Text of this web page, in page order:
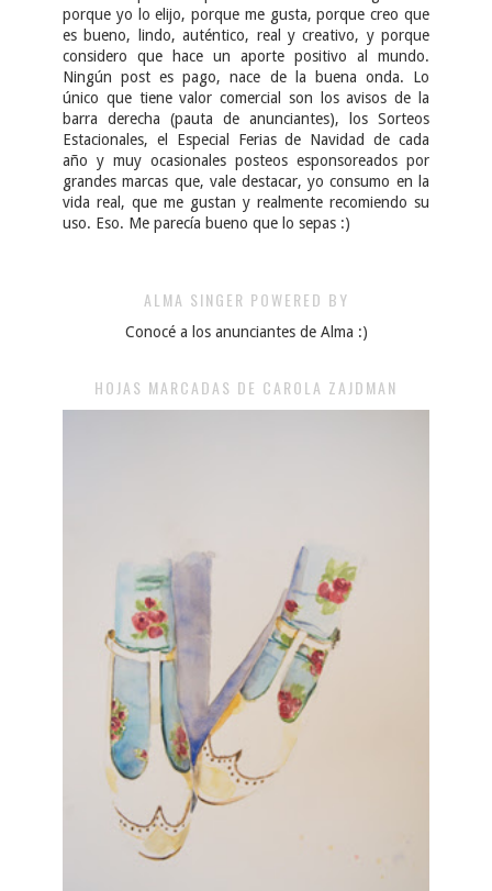
porque yo lo elijo, porque me gusta, porque creo que
es bueno, lindo, auténtico, real y creativo, y porque
considero que hace un aporte positivo al mundo.
Ningún post es pago, nace de la buena onda. Lo
único que tiene valor comercial son los avisos de la
barra derecha (pauta de anunciantes), los Sorteos
Estacionales, el Especial Ferias de Navidad de cada
año y muy ocasionales posteos esponsoreados por
grandes marcas que, vale destacar, yo consumo en la
vida real, que me gustan y realmente recomiendo su
uso. Eso. Me parecía bueno que lo sepas :)
ALMA SINGER POWERED BY
Conocé a los anunciantes de Alma :)
HOJAS MARCADAS DE CAROLA ZAJDMAN